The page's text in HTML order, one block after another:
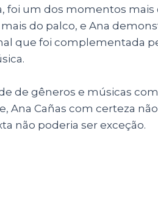
foi um dos momentos
do palco, e Ana
que foi complementada
de gêneros e músicas
Ana Cañas com certeza
não poderia ser exceção.